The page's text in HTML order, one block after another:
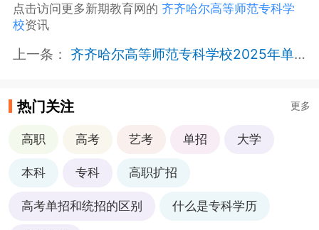
点击访问更多新期教育网的 齐齐哈尔高等师范专科学
校资讯
上一条： 齐齐哈尔高等师范专科学校2025年单独招生章程
热门关注 更多
高职 高考 艺考 单招 大学
本科 专科 高职扩招
高考单招和统招的区别 什么是专科学历